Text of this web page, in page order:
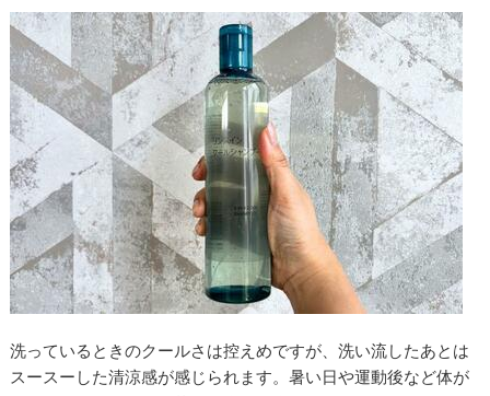
洗っているときのクールさは控えめですが、洗い流したあとは
スースーした清涼感が感じられます。暑い日や運動後など体が